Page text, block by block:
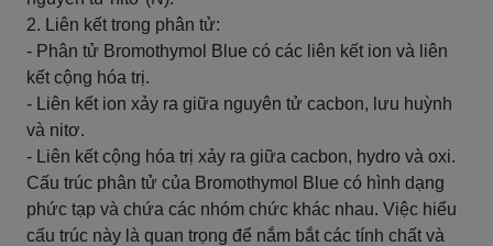
2. Liên kết trong phân tử:
- Phân tử Bromothymol Blue có các liên kết ion và liên
kết cộng hóa trị.
- Liên kết ion xảy ra giữa nguyên tử cacbon, lưu huỳnh
và nitơ.
- Liên kết cộng hóa trị xảy ra giữa cacbon, hydro và oxi.
Cấu trúc phân tử của Bromothymol Blue có hình dạng
phức tạp và chứa các nhóm chức khác nhau. Việc hiểu
cấu trúc này là quan trọng để nắm bắt các tính chất và